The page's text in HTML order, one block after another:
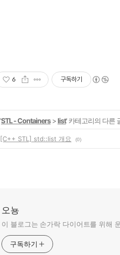
6 구독하기
'STL - Containers> list' 카테고리의 다른
[C++ STL] std::list 개요 (0)
오뇽
이 블로그는 손가락 다이어트를 위해
구독하기